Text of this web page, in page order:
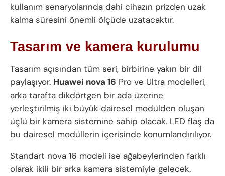
kullanım senaryolarında dahi cihazın prizden uzak
kalma süresini önemli ölçüde uzatacaktır.
Tasarım ve kamera kurulumu
Tasarım açısından tüm seri, birbirine yakın bir dil
paylaşıyor. Huawei nova 16 Pro ve Ultra modelleri,
arka tarafta dikdörtgen bir ada üzerine
yerleştirilmiş iki büyük dairesel modülden oluşan
üçlü bir kamera sistemine sahip olacak. LED flaş da
bu dairesel modüllerin içerisinde konumlandırılıyor.
Standart nova 16 modeli ise ağabeylerinden farklı
olarak ikili bir arka kamera sistemiyle gelecek.